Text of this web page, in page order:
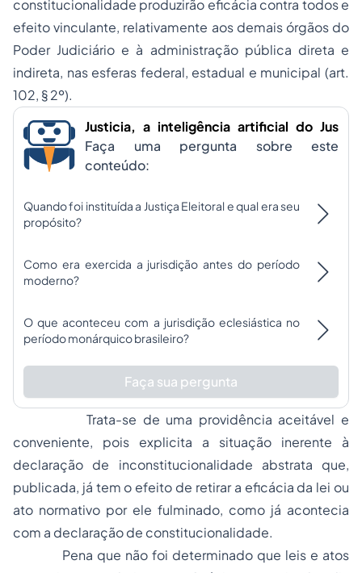
constitucionalidade produzirão eficácia contra todos e
efeito vinculante, relativamente aos demais órgãos do
Poder Judiciário e à administração pública direta e
indireta, nas esferas federal, estadual e municipal (art.
102, § 2º).
Justicia, a inteligência artificial do Jus
Faça uma pergunta sobre este
conteúdo:
Quando foi instituída a Justiça Eleitoral e qual era seu
propósito?
Como era exercida a jurisdição antes do período
moderno?
O que aconteceu com a jurisdição eclesiástica no
período monárquico brasileiro?
Faça sua pergunta
Trata-se de uma providência aceitável e
conveniente, pois explicita a situação inerente à
declaração de inconstitucionalidade abstrata que,
publicada, já tem o efeito de retirar a eficácia da lei ou
ato normativo por ele fulminado, como já acontecia
com a declaração de constitucionalidade.
Pena que não foi determinado que leis e atos